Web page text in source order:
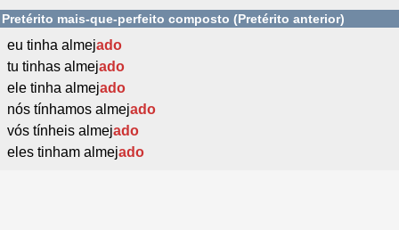
Pretérito mais-que-perfeito composto (Pretérito anterior)
eu tinha almejado
tu tinhas almejado
ele tinha almejado
nós tínhamos almejado
vós tínheis almejado
eles tinham almejado